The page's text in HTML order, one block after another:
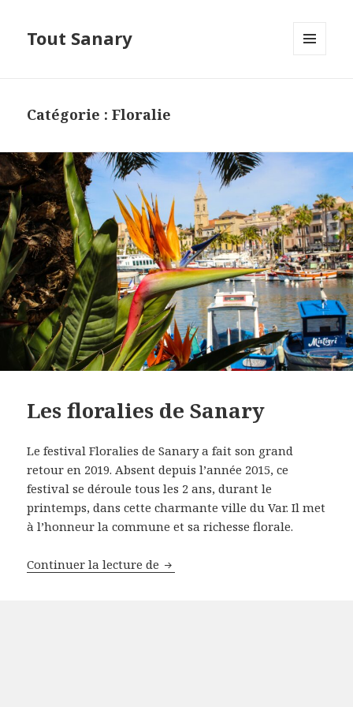
Tout Sanary
Catégorie :Floralie
Les floralies de Sanary
Le festival Floralies de Sanary a fait son grand
retour en 2019. Absent depuis l’année 2015, ce
festival se déroule tous les 2 ans, durant le
printemps, dans cette charmante ville du Var. Il met
à l’honneur la commune et sa richesse florale.
Continuer la lecture de Les floralies de Sanary